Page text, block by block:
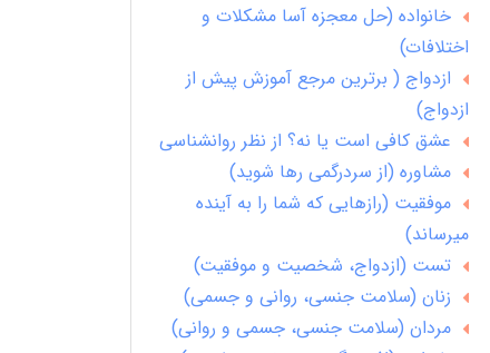
خانواده (حل معجزه آسا مشکلات و
اختلافات)
ازدواج ( برترین مرجع آموزش پیش از
ازدواج)
عشق کافی است یا نه؟ از نظر روانشناسی
مشاوره (از سردرگمی رها شوید)
موفقیت (رازهایی که شما را به آینده
میرساند)
تست (ازدواج، شخصیت و موفقیت)
زنان (سلامت جنسی، روانی و جسمی)
مردان (سلامت جنسی، جسمی و روانی)